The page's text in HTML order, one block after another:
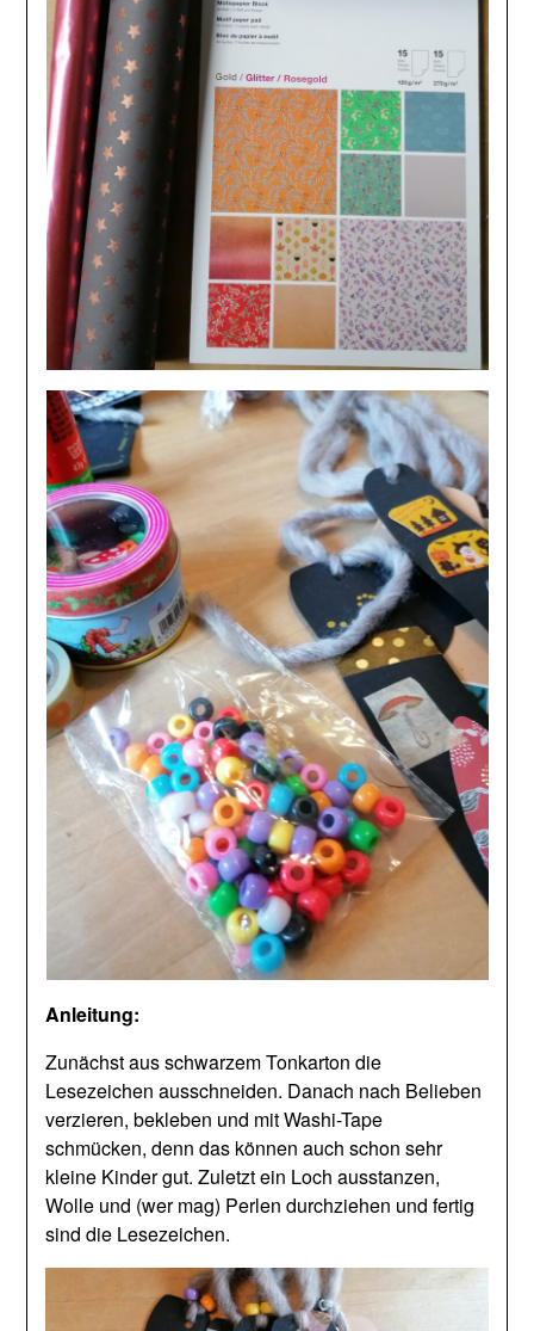
Anleitung:
Zunächst aus schwarzem Tonkarton die
Lesezeichen ausschneiden. Danach nach Belieben
verzieren, bekleben und mit Washi-Tape
schmücken, denn das können auch schon sehr
kleine Kinder gut. Zuletzt ein Loch ausstanzen,
Wolle und (wer mag) Perlen durchziehen und fertig
sind die Lesezeichen.